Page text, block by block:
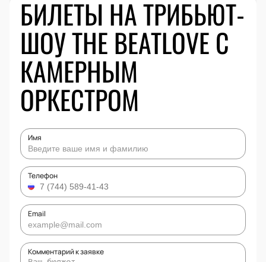
БИЛЕТЫ НА ТРИБЬЮТ-
ШОУ THE BEATLOVE С
КАМЕРНЫМ
ОРКЕСТРОМ
Имя
Телефон
Email
Комментарий к заявке